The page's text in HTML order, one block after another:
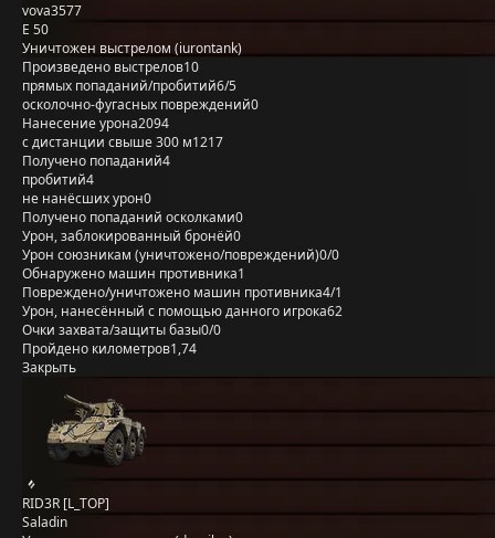
vova3577
E 50
Уничтожен выстрелом (iurontank)
Произведено выстрелов10
прямых попаданий/пробитий6/5
осколочно-фугасных повреждений0
Нанесение урона2094
с дистанции свыше 300 м1217
Получено попаданий4
пробитий4
не нанёсших урон0
Получено попаданий осколками0
Урон, заблокированный бронёй0
Урон союзникам (уничтожено/повреждений)0/0
Обнаружено машин противника1
Повреждено/уничтожено машин противника4/1
Урон, нанесённый с помощью данного игрока62
Очки захвата/защиты базы0/0
Пройдено километров1,74
Закрыть
RID3R [L_TOP]
Saladin